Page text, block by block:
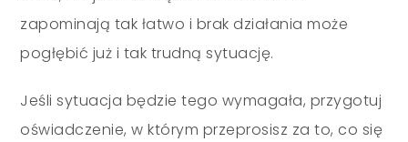
zapominają tak łatwo i brak działania może
pogłębić już i tak trudną sytuację.
Jeśli sytuacja będzie tego wymagała, przygotuj
oświadczenie, w którym przeprosisz za to, co się